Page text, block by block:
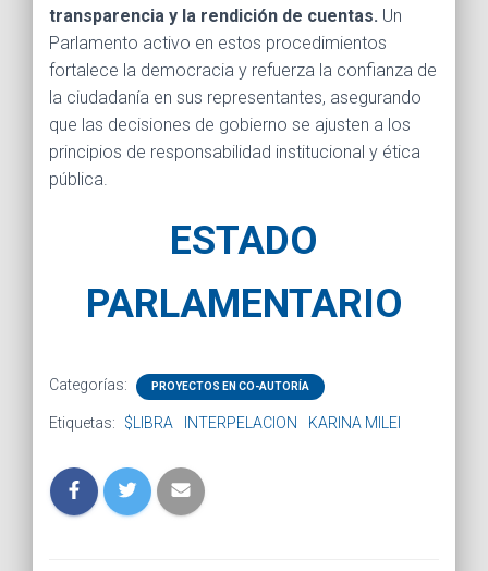
transparencia y la rendición de cuentas. Un
Parlamento activo en estos procedimientos
fortalece la democracia y refuerza la confianza de
la ciudadanía en sus representantes, asegurando
que las decisiones de gobierno se ajusten a los
principios de responsabilidad institucional y ética
pública.
ESTADO
PARLAMENTARIO
Categorías: PROYECTOS EN CO-AUTORÍA
Etiquetas: $LIBRA INTERPELACION KARINA MILEI